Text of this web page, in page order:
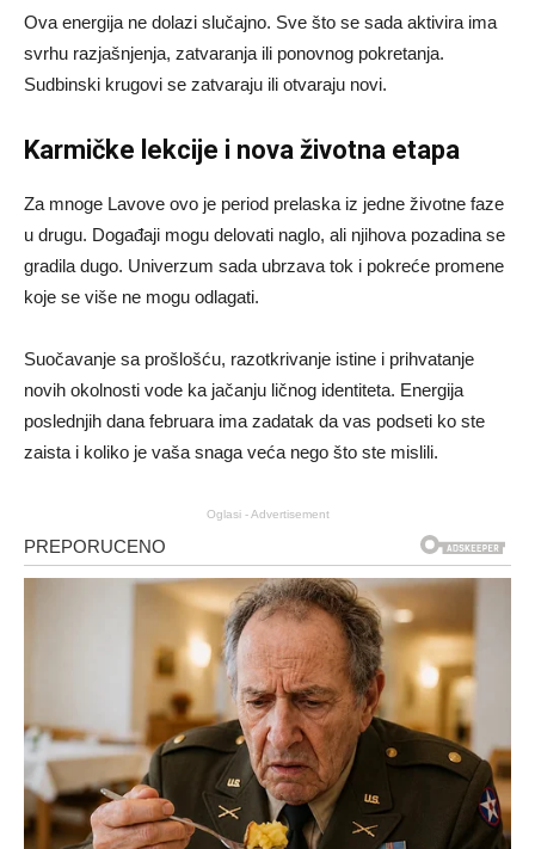
Ova energija ne dolazi slučajno. Sve što se sada aktivira ima
svrhu razjašnjenja, zatvaranja ili ponovnog pokretanja.
Sudbinski krugovi se zatvaraju ili otvaraju novi.
Karmičke lekcije i nova životna etapa
Za mnoge Lavove ovo je period prelaska iz jedne životne faze
u drugu. Događaji mogu delovati naglo, ali njihova pozadina se
gradila dugo. Univerzum sada ubrzava tok i pokreće promene
koje se više ne mogu odlagati.
Suočavanje sa prošlošću, razotkrivanje istine i prihvatanje
novih okolnosti vode ka jačanju ličnog identiteta. Energija
poslednjih dana februara ima zadatak da vas podseti ko ste
zaista i koliko je vaša snaga veća nego što ste mislili.
Oglasi - Advertisement